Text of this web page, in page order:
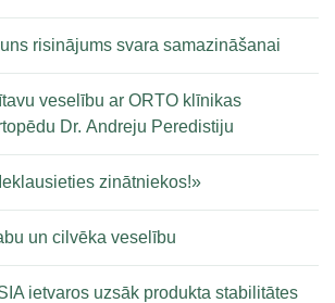
risinājums svara samazināšanai
veselību ar ORTO klīnikas
Dr. Andreju Peredistiju
zinātniekos!»
un cilvēka veselību
ietvaros uzsāk produkta stabilitātes